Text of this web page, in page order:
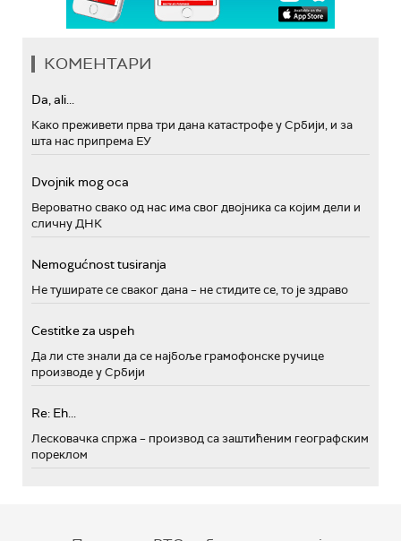
КОМЕНТАРИ
Da, ali...
Како преживети прва три дана катастрофе у Србији, и за
шта нас припрема ЕУ
Dvojnik mog oca
Вероватно свако од нас има свог двојника са којим дели и
сличну ДНК
Nemogućnost tusiranja
Не туширате се сваког дана – не стидите се, то је здраво
Cestitke za uspeh
Да ли сте знали да се најбоље грамофонске ручице
производе у Србији
Re: Eh...
Лесковачка спржа – производ са заштићеним географским
пореклом